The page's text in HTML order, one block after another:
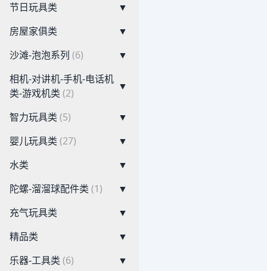
节日玩具类
▼
房屋家俱类
▼
沙滩-泡泡系列 (6)
▼
相机-对讲机-手机-电话机
类-游戏机类 (2)
▼
智力玩具类 (5)
▼
婴儿玩具类 (27)
▼
水类
▼
陀螺-溜溜球配件类 (1)
▼
充气玩具类
▼
精品类
▼
乐器-工具类 (6)
▼